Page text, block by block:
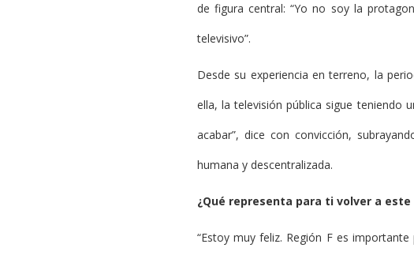
de figura central: “Yo no soy la
televisivo”.
Desde su experiencia en terreno, la
ella, la televisión pública sigue teniendo
acabar”, dice con convicción,
humana y descentralizada.
¿Qué representa para ti volver a
“Estoy muy feliz. Región F es